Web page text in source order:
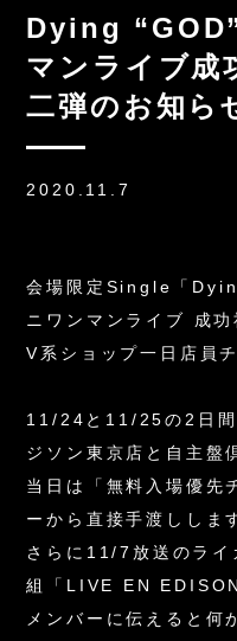
Dying
マンライブ成
二弾のお知ら
2020.11.7
会場限定Single「
ニワンマンライブ 成功
V系ショップ一日店員
11/24と11/25の2日間
ジソン東京店と自主盤
当日は「無料入場優先
ーから直接手渡ししま
さらに11/7放送のラ
組「LIVE EN
メンバーに伝えると何